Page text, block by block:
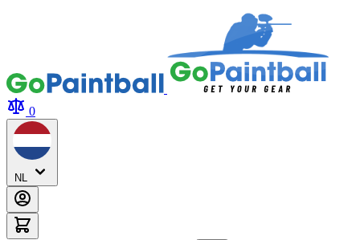
0
NL